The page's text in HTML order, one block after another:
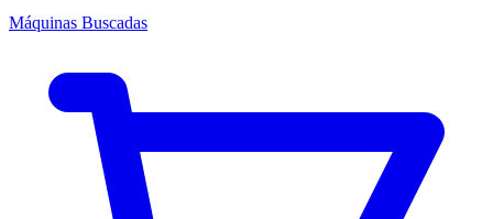
Máquinas Buscadas